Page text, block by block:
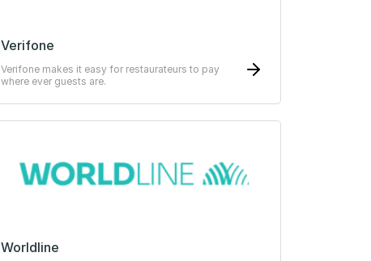
Verifone
Verifone makes it easy for restaurateurs to pay
where ever guests are.
Worldline